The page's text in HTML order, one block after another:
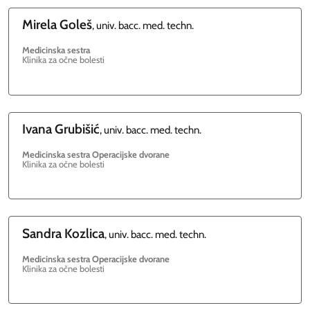
MirelaGoleš, univ. bacc. med. techn.
Medicinska sestra
Klinika za očne bolesti
IvanaGrubišić, univ. bacc. med. techn.
Medicinska sestra Operacijske dvorane
Klinika za očne bolesti
Sandra Kozlica, univ. bacc. med. techn.
Medicinska sestra Operacijske dvorane
Klinika za očne bolesti